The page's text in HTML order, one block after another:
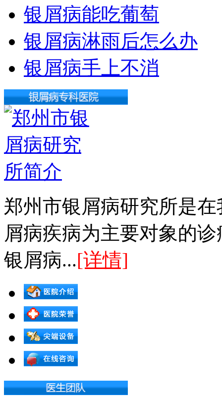
银屑病能吃葡萄
银屑病淋雨后怎么办
银屑病手上不消
郑州市银屑病研究所是
屑病疾病为主要对象的
银屑病...[详情]